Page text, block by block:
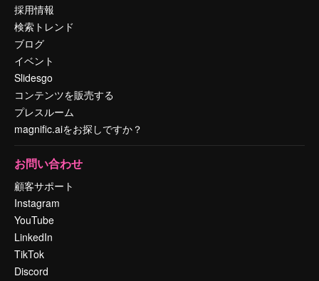
採用情報
検索トレンド
ブログ
イベント
Slidesgo
コンテンツを販売する
プレスルーム
magnific.aiをお探しですか？
お問い合わせ
顧客サポート
Instagram
YouTube
LinkedIn
TikTok
Discord